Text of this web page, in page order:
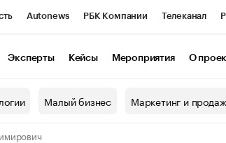
Autonews РБК Компании Телеканал
Эксперты Кейсы Мероприятия О
Малый бизнес Маркетинг и